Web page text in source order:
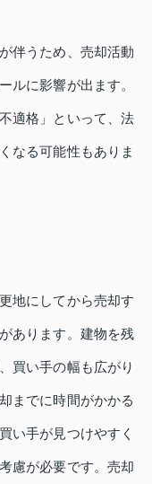
伴うため、売却活動
ルに影響が出ます。
適格」といって、法
なる可能性もありま
地にしてから売却す
あります。建物を残
買い手の幅も広がり
までに時間がかかる
い手が見つけやすく
慮が必要です。売却